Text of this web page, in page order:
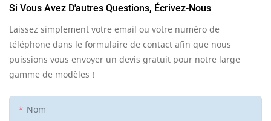
Si Vous Avez D'autres Questions, Écrivez-Nous
Laissez simplement votre email ou votre numéro de
téléphone dans le formulaire de contact afin que nous
puissions vous envoyer un devis gratuit pour notre large
gamme de modèles !
Nom